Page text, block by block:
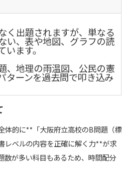
く出題されますが、単なる
い、表や地図、グラフの読
います。
、地理の雨温図、公民の憲
ターンを過去問で叩き込み
体的に**「大阪府立高校のB問題（標
レベルの内容を正確に解く力**が求
数が多い科目もあるため、時間配分